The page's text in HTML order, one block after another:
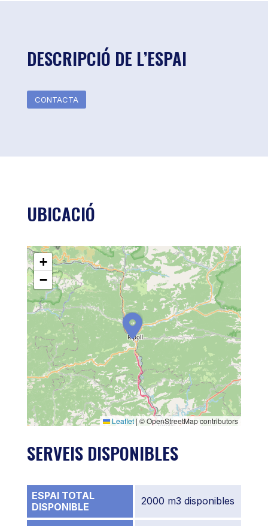
DESCRIPCIÓ DE L’ESPAI
CONTACTA
UBICACIÓ
+
−
Leaflet | © OpenStreetMap contributors
SERVEIS DISPONIBLES
ESPAI TOTAL
DISPONIBLE
2000 m3 disponibles